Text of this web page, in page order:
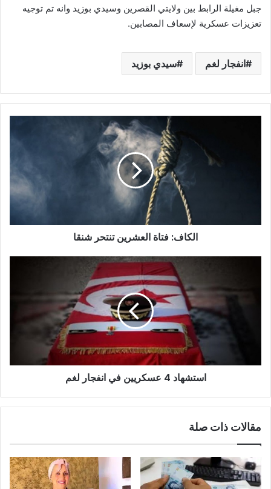
جبل مغيلة الرابط بين ولايتي القصرين وسيدي بوزيد وانه تم توجيه
تعزيزات عسكرية لإسعاف المصابين.
انفجار لغم سيدي بوزيد
الكاف: فتاة العشرين تنتحر شنقا
استشهاد 4 عسكريين في انفجار لغم
مقالات ذات صلة